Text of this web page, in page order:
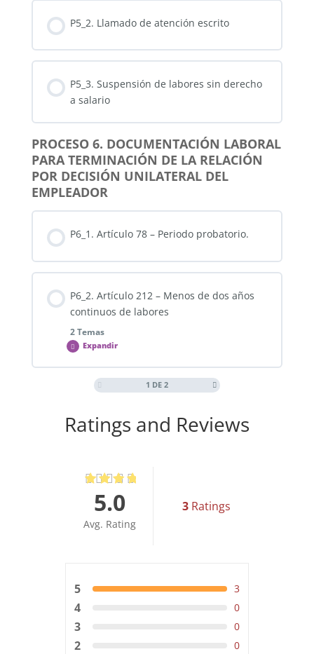
P5_2. Llamado de atención escrito
P5_3. Suspensión de labores sin derecho
a salario
PROCESO 6. DOCUMENTACIÓN LABORAL
PARA TERMINACIÓN DE LA RELACIÓN
POR DECISIÓN UNILATERAL DEL
EMPLEADOR
P6_1. Artículo 78 – Periodo probatorio.
P6_2. Artículo 212 – Menos de dos años
continuos de labores
2 Temas
Expandir
Contenido de la Lección
P6_2.2. Formato con preaviso trabajado.
1 DE 2
Ratings and Reviews
5.0
Avg. Rating
3Ratings
5 3
4 0
3 0
2 0